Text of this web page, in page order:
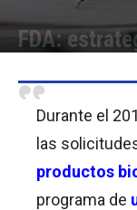
FDA:
Durante el
las
productos
programa de